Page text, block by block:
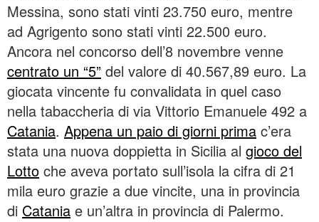
Messina, sono stati vinti 23.750 euro, mentre
ad Agrigento sono stati vinti 22.500 euro.
Ancora nel concorso dell’8 novembre venne
centrato un “5” del valore di 40.567,89 euro. La
giocata vincente fu convalidata in quel caso
nella tabaccheria di via Vittorio Emanuele 492 a
Catania. Appena un paio di giorni prima c’era
stata una nuova doppietta in Sicilia al gioco del
Lotto che aveva portato sull’isola la cifra di 21
mila euro grazie a due vincite, una in provincia
di Catania e un’altra in provincia di Palermo.